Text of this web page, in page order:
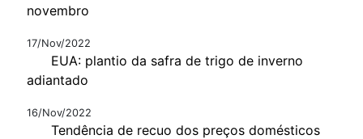
novembro
17/Nov/2022
EUA: plantio da safra de trigo de inverno
adiantado
16/Nov/2022
Tendência de recuo dos preços domésticos